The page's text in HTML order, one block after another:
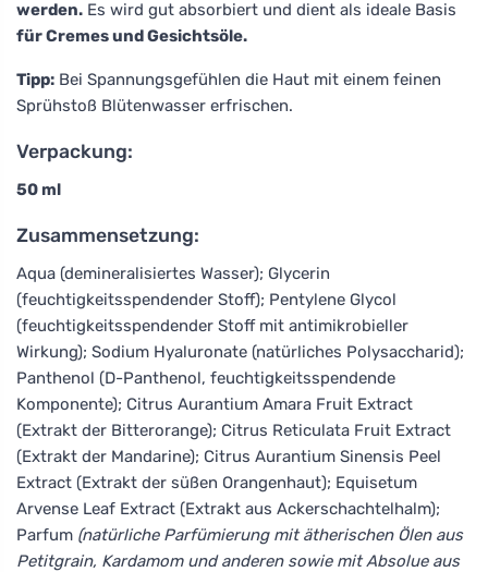
werden. Es wird gut absorbiert und dient als ideale Basis
für Cremes und Gesichtsöle.
Tipp: Bei Spannungsgefühlen die Haut mit einem feinen
Sprühstoß Blütenwasser erfrischen.
Verpackung:
50 ml
Zusammensetzung:
Aqua (demineralisiertes Wasser); Glycerin
(feuchtigkeitsspendender Stoff); Pentylene Glycol
(feuchtigkeitsspendender Stoff mit antimikrobieller
Wirkung); Sodium Hyaluronate (natürliches Polysaccharid);
Panthenol (D-Panthenol, feuchtigkeitsspendende
Komponente); Citrus Aurantium Amara Fruit Extract
(Extrakt der Bitterorange); Citrus Reticulata Fruit Extract
(Extrakt der Mandarine); Citrus Aurantium Sinensis Peel
Extract (Extrakt der süßen Orangenhaut); Equisetum
Arvense Leaf Extract (Extrakt aus Ackerschachtelhalm);
Parfum (natürliche Parfümierung mit ätherischen Ölen aus
Petitgrain, Kardamom und anderen sowie mit Absolue aus